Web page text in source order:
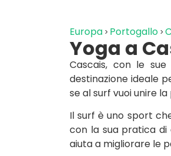
Europa Portogallo
Yoga a
Cascais, con le
destinazione ideale
se al surf vuoi unire
Il surf è uno sport
con la sua pratica di
aiuta a migliorare le